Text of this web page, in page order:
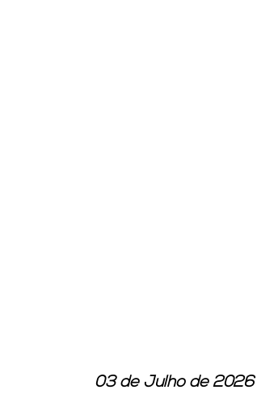
03 de Julho de 2026